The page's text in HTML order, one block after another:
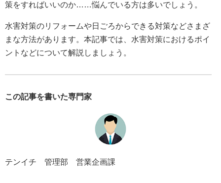
策をすればいいのか……悩んでいる方は多いでしょう。
水害対策のリフォームや日ごろからできる対策などさまざ
まな方法があります。本記事では、水害対策におけるポイ
ントなどについて解説しましょう。
この記事を書いた専門家
テンイチ 管理部 営業企画課